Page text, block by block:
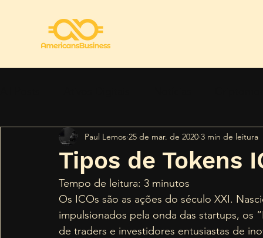
Regulamentação Segurança Tendências
Tipos de Tokens
Paul Lemos 25 de mar. de 2020 3 min de leitura
Tempo de leitura: 3 minutos
Os ICOs são as ações do século XXI.
impulsionados pela onda das startups, os
de traders e investidores entusiastas de